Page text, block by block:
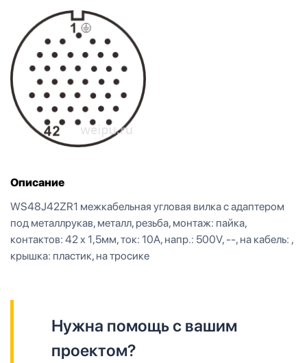
Описание
WS48J42ZR1 межкабельная угловая вилка с адаптером
под металлрукав, металл, резьба, монтаж: пайка,
контактов: 42 x 1,5мм, ток: 10A, напр.: 500V, --, на кабель: ,
крышка: пластик, на тросике
Нужна помощь с вашим
проектом?